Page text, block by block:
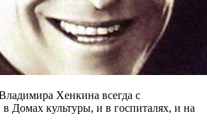
Хенкина всегда с
Домах культуры, и в госпиталях, и на